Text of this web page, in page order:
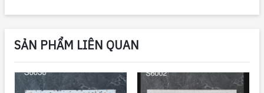
SẢN PHẨM LIÊN QUAN